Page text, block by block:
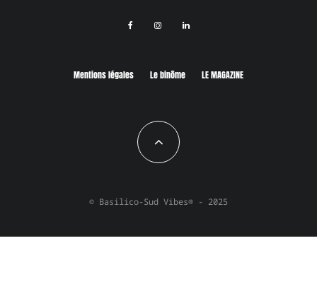
Mentions légales Le binôme LE MAGAZINE
© Basilico-Sud Vibes® - 2025